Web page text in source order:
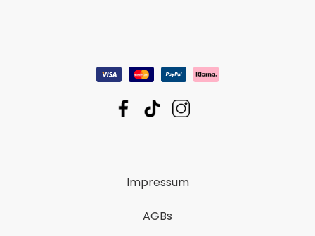
Impressum
AGBs